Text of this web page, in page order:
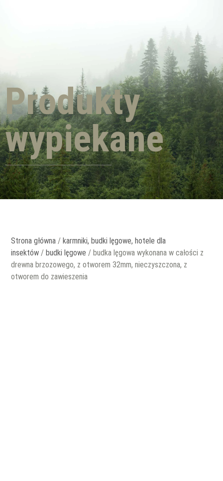
Produkty
wypiekane
Strona główna / karmniki, budki lęgowe, hotele dla
insektów / budki lęgowe / budka lęgowa wykonana w całości z
drewna brzozowego, z otworem 32mm, nieczyszczona, z
otworem do zawieszenia